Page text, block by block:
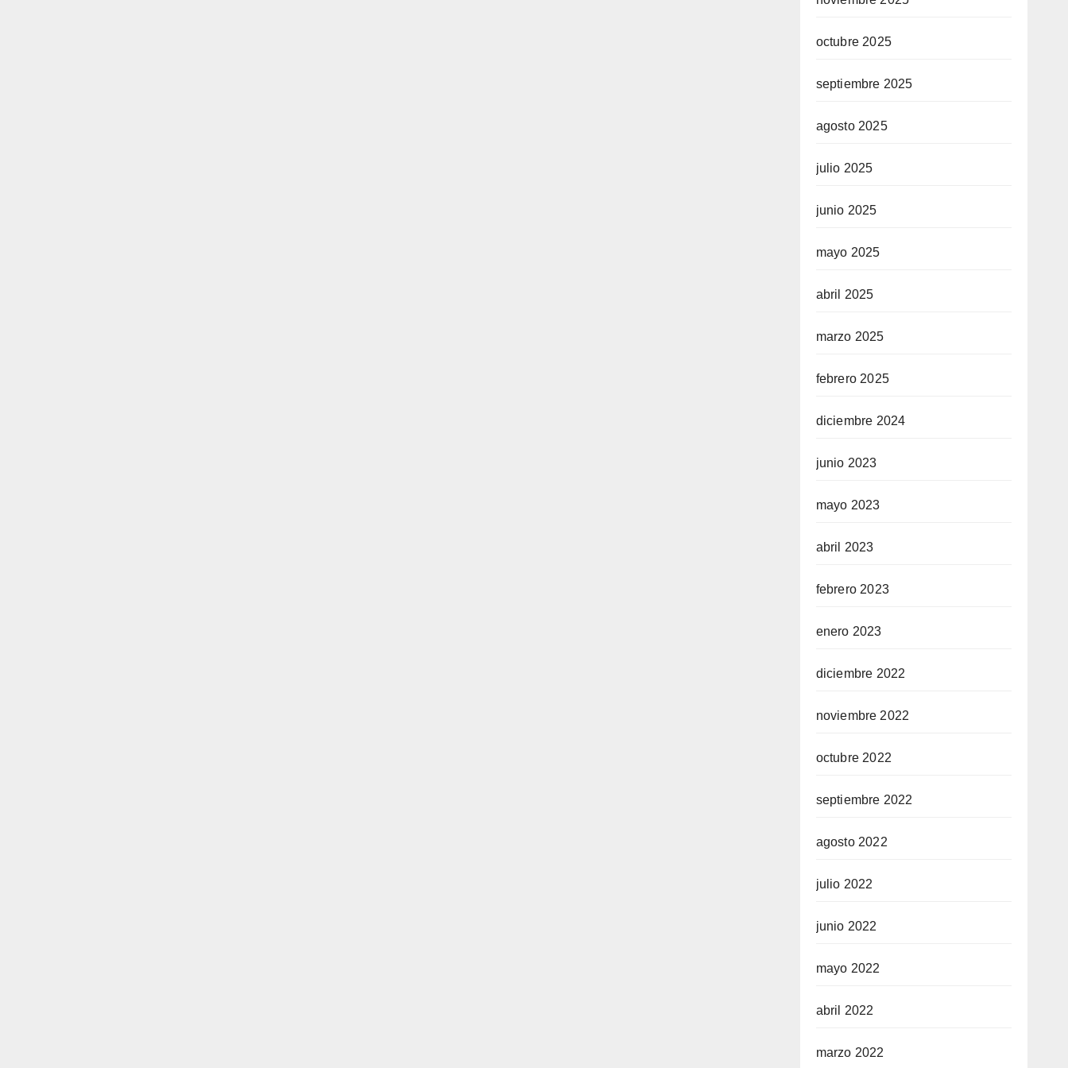
octubre 2025
septiembre 2025
agosto 2025
julio 2025
junio 2025
mayo 2025
abril 2025
marzo 2025
febrero 2025
diciembre 2024
junio 2023
mayo 2023
abril 2023
febrero 2023
enero 2023
diciembre 2022
noviembre 2022
octubre 2022
septiembre 2022
agosto 2022
julio 2022
junio 2022
mayo 2022
abril 2022
marzo 2022